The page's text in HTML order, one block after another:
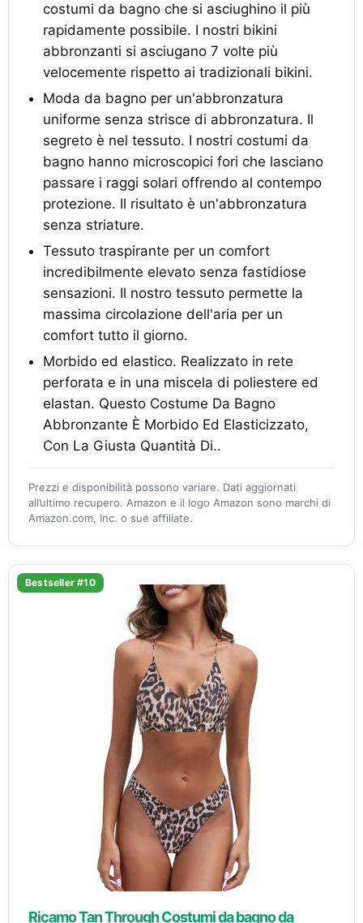
costumi da bagno che si asciughino il più
rapidamente possibile. I nostri bikini
abbronzanti si asciugano 7 volte più
velocemente rispetto ai tradizionali bikini.
Moda da bagno per un'abbronzatura
uniforme senza strisce di abbronzatura. Il
segreto è nel tessuto. I nostri costumi da
bagno hanno microscopici fori che lasciano
passare i raggi solari offrendo al contempo
protezione. Il risultato è un'abbronzatura
senza striature.
Tessuto traspirante per un comfort
incredibilmente elevato senza fastidiose
sensazioni. Il nostro tessuto permette la
massima circolazione dell'aria per un
comfort tutto il giorno.
Morbido ed elastico. Realizzato in rete
perforata e in una miscela di poliestere ed
elastan. Questo Costume Da Bagno
Abbronzante È Morbido Ed Elasticizzato,
Con La Giusta Quantità Di..
Prezzi e disponibilità possono variare. Dati aggiornati
all’ultimo recupero. Amazon e il logo Amazon sono marchi di
Amazon.com, Inc. o sue affiliate.
Bestseller #10
Ricamo Tan Through Costumi da bagno da